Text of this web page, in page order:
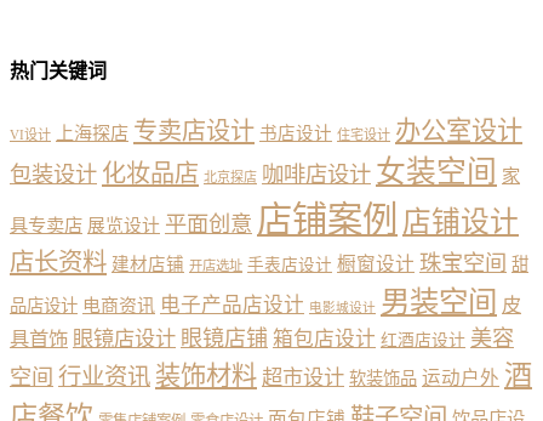
热门关键词
VI设计 上海探店 专卖店设计 书店设计 住宅设计 办公室设计
包装设计 化妆品店 北京探店 咖啡店设计 女装空间 家
具专卖店 展览设计 平面创意 店铺案例 店铺设计
店长资料 建材店铺 开店选址 手表店设计 橱窗设计 珠宝空间 甜
品店设计 电商资讯 电子产品店设计 电影城设计 男装空间 皮
具首饰 眼镜店设计 眼镜店铺 箱包店设计 红酒店设计 美容
空间 行业资讯 装饰材料 超市设计 软装饰品 运动户外 酒